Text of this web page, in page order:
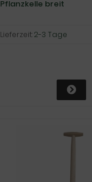
Pflanzkelle breit
Lieferzeit:2-3 Tage